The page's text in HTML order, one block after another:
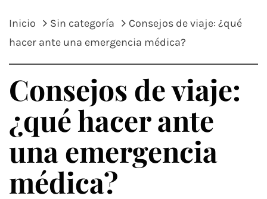
Inicio Sin categoría
Consejos de viaje: ¿qué
hacer ante una emergencia médica?
Consejos de viaje:
¿qué hacer ante
una emergencia
médica?